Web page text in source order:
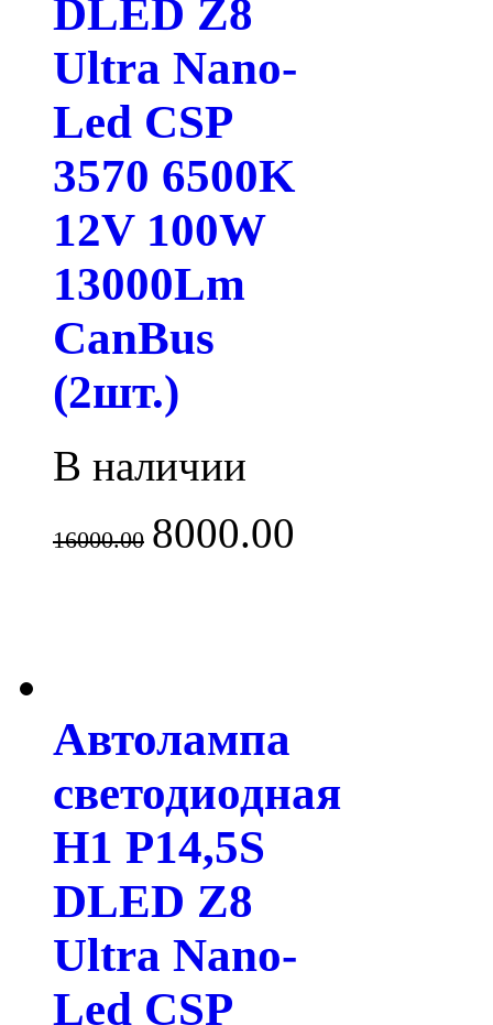
DLED Z8
Ultra Nano-
Led CSP
3570 6500K
12V 100W
13000Lm
CanBus
(2шт.)
В наличии
16000.00 8000.00
Автолампа
светодиодная
H1 P14,5S
DLED Z8
Ultra Nano-
Led CSP